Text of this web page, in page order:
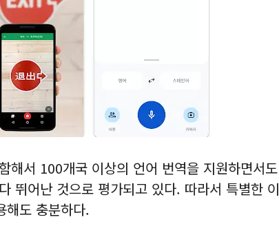
해서 100개국 이상의 언어 번역을 지원하면서도
뛰어난 것으로 평가되고 있다. 따라서 특별한 이
해도 충분하다.